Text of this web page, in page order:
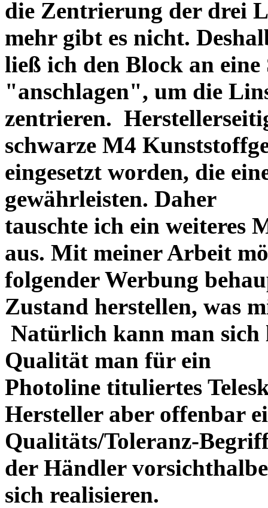
die Zentrierung der drei
mehr gibt es nicht.
ließ ich den Block an eine
"anschlagen", um die
zentrieren.
schwarze M4
eingesetzt worden, die
gewährleisten. Daher
tauschte ich ein weiteres
aus. Mit meiner Arbeit
folgender Werbung
Zustand herstellen, was
Natürlich kann man sich
Qualität man für ein
Photoline tituliertes
Hersteller aber offenbar
Qualitäts/Toleranz-
der Händler
sich realisieren.